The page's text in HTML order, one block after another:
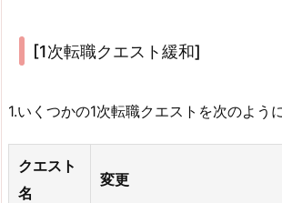
[1次転職クエスト緩和]
1.いくつかの1次転職クエストを次のよう
クエスト
名
変更